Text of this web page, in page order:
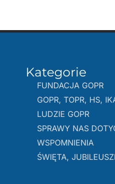
Kategorie
FUNDACJA GOPR
GOPR, TOPR, HS,
LUDZIE GOPR
SPRAWY NAS
WSPOMNIENIA
ŚWIĘTA,